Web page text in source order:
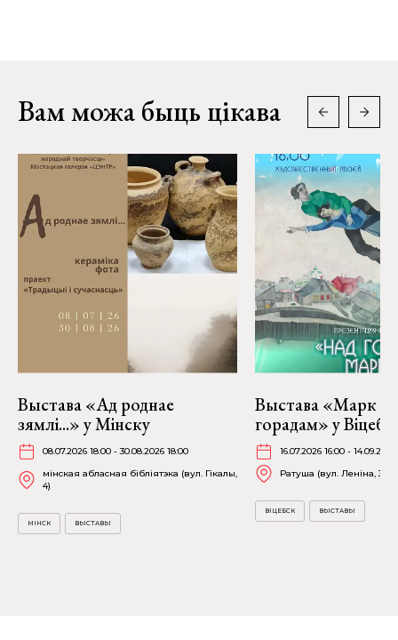
Вам можа быць цікава
Выстава «Ад роднае
зямлі...» у Мінску
08.07.2026 18:00 - 30.08.2026 18:00
мінская абласная бібліятэка (вул. Гікалы,
4)
МІНСК ВЫСТАВЫ
Выстава «Марк
горадам» у
16.07.2026 16:00 -
Ратуша (вул. Леніна, 36)
ВІЦЕБСК ВЫСТАВЫ